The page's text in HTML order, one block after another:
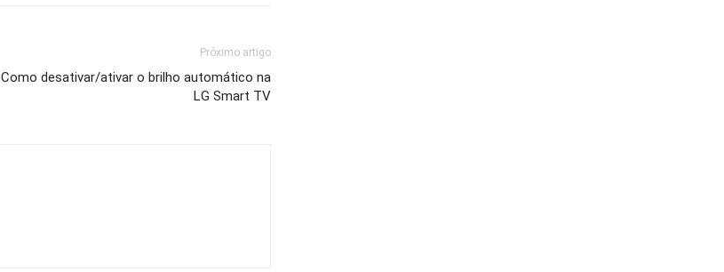
Próximo artigo
Como desativar/ativar o brilho automático na
LG Smart TV